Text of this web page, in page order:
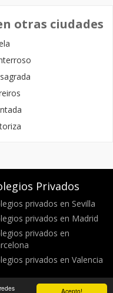
Acepto!
otras ciudades
Privados
privados en Sevilla
privados en Madrid
privados en
privados en Valencia